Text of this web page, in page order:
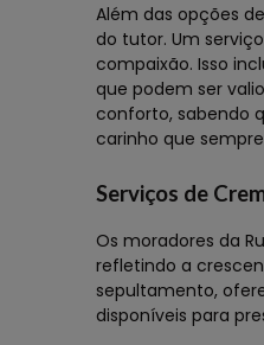
Além das opções
do tutor. Um
compaixão. Isso
que podem ser
conforto, sabendo
carinho que
Serviços de
Os moradores da
refletindo a
sepultamento,
disponíveis para